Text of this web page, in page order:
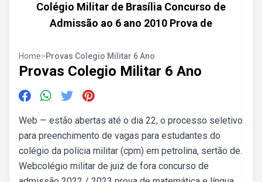
Colégio Militar de Brasília Concurso de
Admissão ao 6 ano 2010 Prova de
Home>Provas Colegio Militar 6 Ano
Provas Colegio Militar 6 Ano
Web — estão abertas até o dia 22, o processo seletivo
para preenchimento de vagas para estudantes do
colégio da polícia militar (cpm) em petrolina, sertão de.
Webcolégio militar de juiz de fora concurso de